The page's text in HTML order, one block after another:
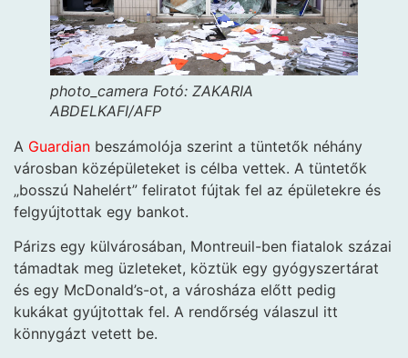
photo_camera Fotó: ZAKARIA
ABDELKAFI/AFP
A Guardian beszámolója szerint a tüntetők néhány
városban középületeket is célba vettek. A tüntetők
„bosszú Nahelért” feliratot fújtak fel az épületekre és
felgyújtottak egy bankot.
Párizs egy külvárosában, Montreuil-ben fiatalok százai
támadtak meg üzleteket, köztük egy gyógyszertárat
és egy McDonald’s-ot, a városháza előtt pedig
kukákat gyújtottak fel. A rendőrség válaszul itt
könnygázt vetett be.